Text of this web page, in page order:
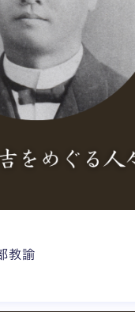
教諭